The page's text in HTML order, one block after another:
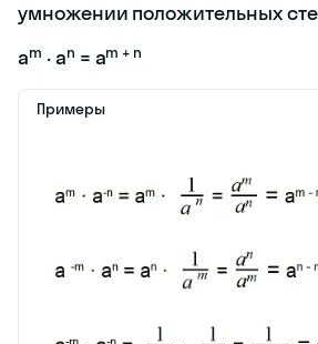
умножении положительных
am · an = am + n
Примеры